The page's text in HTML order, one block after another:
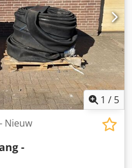
1 / 5
Nieuw
-